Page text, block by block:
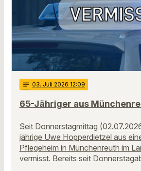
notes 03. Juli 2026 12:09
65-Jähriger aus
Seit Donnerstagmittag
jährige Uwe Hopperdietzel aus
Pflegeheim in Münchenreuth im
vermisst. Bereits seit